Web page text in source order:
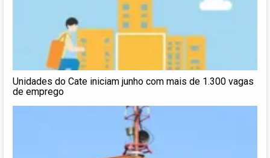
Unidades do Cate iniciam junho com mais de 1.300 vagas
de emprego